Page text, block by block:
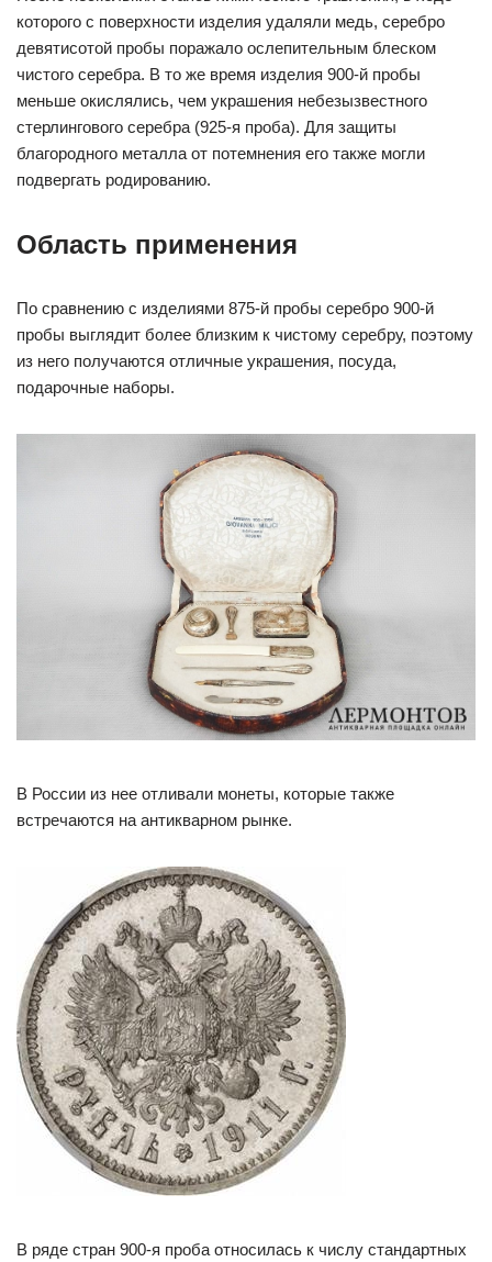
которого с поверхности изделия удаляли медь, серебро
девятисотой пробы поражало ослепительным блеском
чистого серебра. В то же время изделия 900-й пробы
меньше окислялись, чем украшения небезызвестного
стерлингового серебра (925-я проба). Для защиты
благородного металла от потемнения его также могли
подвергать родированию.
Область применения
По сравнению с изделиями 875-й пробы серебро 900-й
пробы выглядит более близким к чистому серебру, поэтому
из него получаются отличные украшения, посуда,
подарочные наборы.
В России из нее отливали монеты, которые также
встречаются на антикварном рынке.
В ряде стран 900-я проба относилась к числу стандартных